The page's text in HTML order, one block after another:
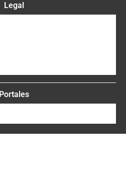
Legal
Portales